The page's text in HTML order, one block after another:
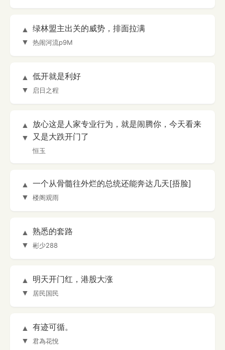
▲
▼
绿林盟主出关的威势，排面拉满
热闹河流p9M
▲
▼
低开就是利好
启日之程
▲
▼
放心这是人家专业行为，就是闹腾你，今天看来
又是大跌开门了
恒玉
▲
▼
一个从骨髓往外烂的总统还能奔达几天[捂脸]
楼阁观雨
▲
▼
熟悉的套路
彬少288
▲
▼
明天开门红，港股大涨
居民国民
▲
▼
有迹可循。
君為花悅